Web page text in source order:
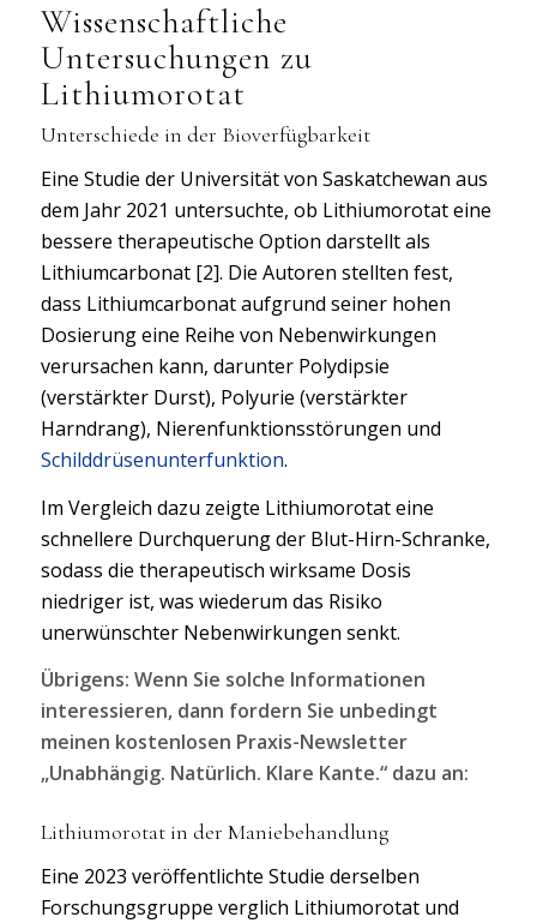
Wissenschaftliche
Untersuchungen zu
Lithiumorotat
Unterschiede in der Bioverfügbarkeit
Eine Studie der Universität von Saskatchewan aus
dem Jahr 2021 untersuchte, ob Lithiumorotat eine
bessere therapeutische Option darstellt als
Lithiumcarbonat [2]. Die Autoren stellten fest,
dass Lithiumcarbonat aufgrund seiner hohen
Dosierung eine Reihe von Nebenwirkungen
verursachen kann, darunter Polydipsie
(verstärkter Durst), Polyurie (verstärkter
Harndrang), Nierenfunktionsstörungen und
Schilddrüsenunterfunktion.
Im Vergleich dazu zeigte Lithiumorotat eine
schnellere Durchquerung der Blut-Hirn-Schranke,
sodass die therapeutisch wirksame Dosis
niedriger ist, was wiederum das Risiko
unerwünschter Nebenwirkungen senkt.
Übrigens: Wenn Sie solche Informationen
interessieren, dann fordern Sie unbedingt
meinen kostenlosen Praxis-Newsletter
„Unabhängig. Natürlich. Klare Kante.“ dazu an:
Lithiumorotat in der Maniebehandlung
Eine 2023 veröffentlichte Studie derselben
Forschungsgruppe verglich Lithiumorotat und